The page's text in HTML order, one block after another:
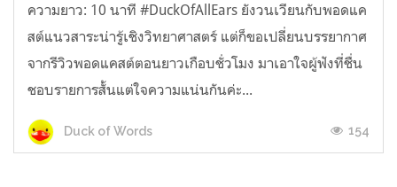
ความยาว: 10 นาที #DuckOfAllEars ยังวนเวียนกับพอดแค
สต์แนวสาระน่ารู้เชิงวิทยาศาสตร์ แต่ก็ขอเปลี่ยนบรรยากาศ
จากรีวิวพอดแคสต์ตอนยาวเกือบชั่วโมง มาเอาใจผู้ฟังที่ชื่น
ชอบรายการสั้นแต่ใจความแน่นกันค่ะ...
Duck of Words 154